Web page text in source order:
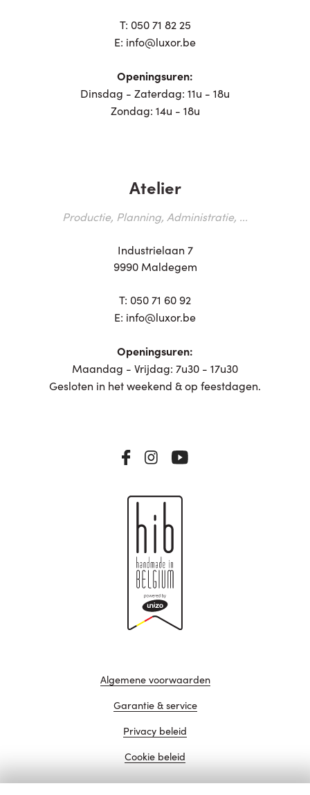
T: 050 71 82 25
E: info@luxor.be
Openingsuren:
Dinsdag - Zaterdag: 11u - 18u
Zondag: 14u - 18u
Atelier
Productie, Planning, Administratie, ...
Industrielaan 7
9990 Maldegem
T: 050 71 60 92
E: info@luxor.be
Openingsuren:
Maandag - Vrijdag: 7u30 - 17u30
Gesloten in het weekend & op feestdagen.
Algemene voorwaarden
Garantie & service
Privacy beleid
Cookie beleid